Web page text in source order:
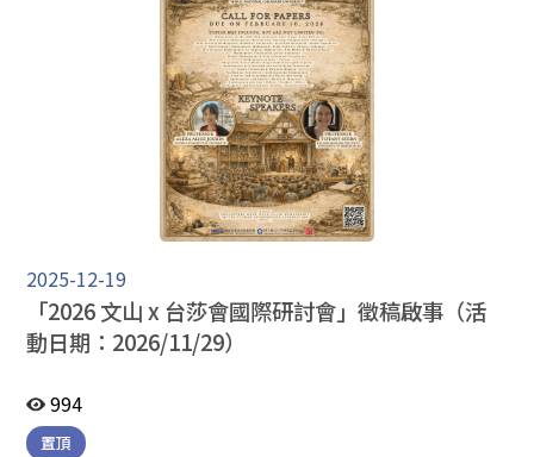
2025-12-19
「2026 文山 x 台莎會國際研討會」徵稿啟事（活
動日期：2026/11/29）
994
置頂